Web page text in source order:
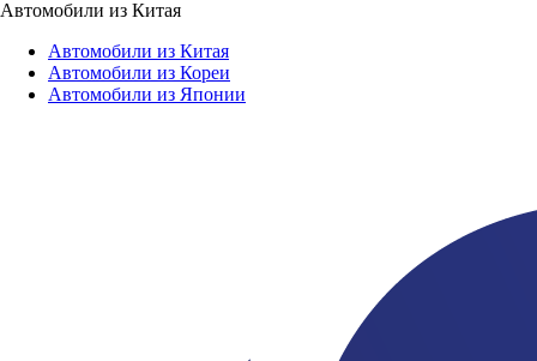
Автомобили из Китая
Автомобили из Китая
Автомобили из Кореи
Автомобили из Японии